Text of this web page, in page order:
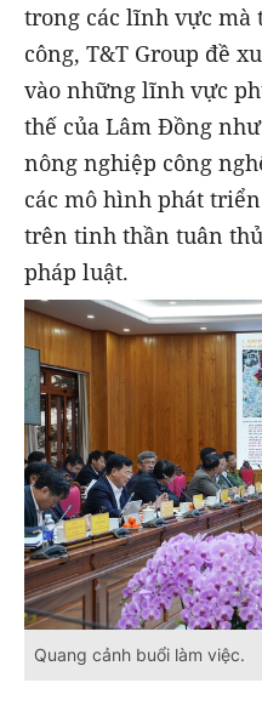
trong các lĩnh vực mà
công, T&T Group đề
vào những lĩnh vực
thế của Lâm Đồng
nông nghiệp công
các mô hình phát
trên tinh thần tuân
pháp luật.
Quang cảnh buổi làm việc.